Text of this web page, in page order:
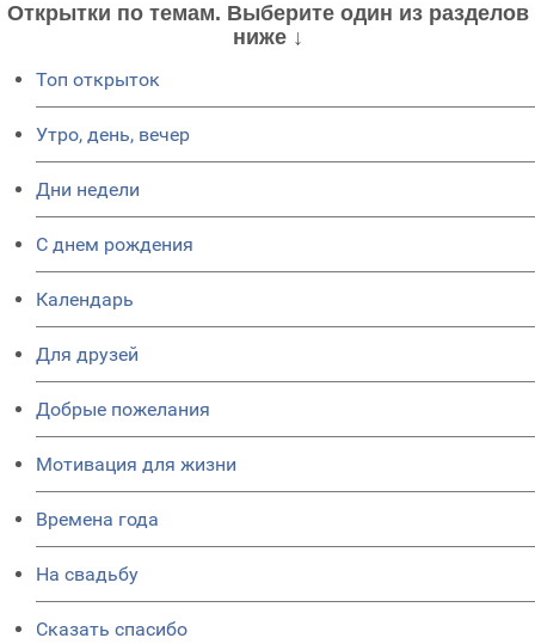
Открытки по темам. Выберите один из разделов
ниже ↓
Топ открыток
Утро, день, вечер
Дни недели
C днем рождения
Календарь
Для друзей
Добрые пожелания
Мотивация для жизни
Времена года
На свадьбу
Сказать спасибо